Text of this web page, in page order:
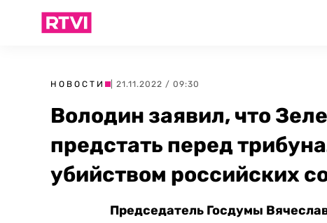
НОВОСТИ | 21.11.2022 / 09:30
Володин заявил, что
предстать перед
убийством российских
Председатель Госдумы